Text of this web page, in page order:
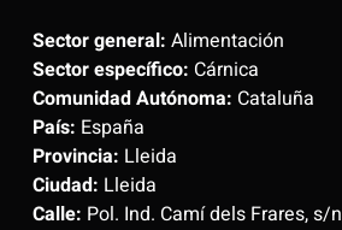
Sector general: Alimentación
Sector específico: Cárnica
Comunidad Autónoma: Cataluña
País: España
Provincia: Lleida
Ciudad: Lleida
Calle: Pol. Ind. Camí dels Frares, s/n